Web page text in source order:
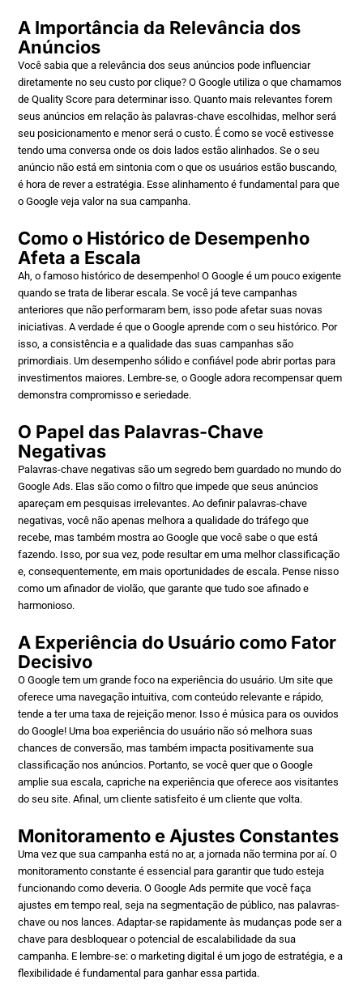
A Importância da Relevância dos
Anúncios
Você sabia que a relevância dos seus anúncios pode influenciar
diretamente no seu custo por clique? O Google utiliza o que chamamos
de Quality Score para determinar isso. Quanto mais relevantes forem
seus anúncios em relação às palavras-chave escolhidas, melhor será
seu posicionamento e menor será o custo. É como se você estivesse
tendo uma conversa onde os dois lados estão alinhados. Se o seu
anúncio não está em sintonia com o que os usuários estão buscando,
é hora de rever a estratégia. Esse alinhamento é fundamental para que
o Google veja valor na sua campanha.
Como o Histórico de Desempenho
Afeta a Escala
Ah, o famoso histórico de desempenho! O Google é um pouco exigente
quando se trata de liberar escala. Se você já teve campanhas
anteriores que não performaram bem, isso pode afetar suas novas
iniciativas. A verdade é que o Google aprende com o seu histórico. Por
isso, a consistência e a qualidade das suas campanhas são
primordiais. Um desempenho sólido e confiável pode abrir portas para
investimentos maiores. Lembre-se, o Google adora recompensar quem
demonstra compromisso e seriedade.
O Papel das Palavras-Chave
Negativas
Palavras-chave negativas são um segredo bem guardado no mundo do
Google Ads. Elas são como o filtro que impede que seus anúncios
apareçam em pesquisas irrelevantes. Ao definir palavras-chave
negativas, você não apenas melhora a qualidade do tráfego que
recebe, mas também mostra ao Google que você sabe o que está
fazendo. Isso, por sua vez, pode resultar em uma melhor classificação
e, consequentemente, em mais oportunidades de escala. Pense nisso
como um afinador de violão, que garante que tudo soe afinado e
harmonioso.
A Experiência do Usuário como Fator
Decisivo
O Google tem um grande foco na experiência do usuário. Um site que
oferece uma navegação intuitiva, com conteúdo relevante e rápido,
tende a ter uma taxa de rejeição menor. Isso é música para os ouvidos
do Google! Uma boa experiência do usuário não só melhora suas
chances de conversão, mas também impacta positivamente sua
classificação nos anúncios. Portanto, se você quer que o Google
amplie sua escala, capriche na experiência que oferece aos visitantes
do seu site. Afinal, um cliente satisfeito é um cliente que volta.
Monitoramento e Ajustes Constantes
Uma vez que sua campanha está no ar, a jornada não termina por aí. O
monitoramento constante é essencial para garantir que tudo esteja
funcionando como deveria. O Google Ads permite que você faça
ajustes em tempo real, seja na segmentação de público, nas palavras-
chave ou nos lances. Adaptar-se rapidamente às mudanças pode ser a
chave para desbloquear o potencial de escalabilidade da sua
campanha. E lembre-se: o marketing digital é um jogo de estratégia, e a
flexibilidade é fundamental para ganhar essa partida.